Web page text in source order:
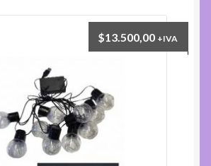
$13.500,00 +IVA